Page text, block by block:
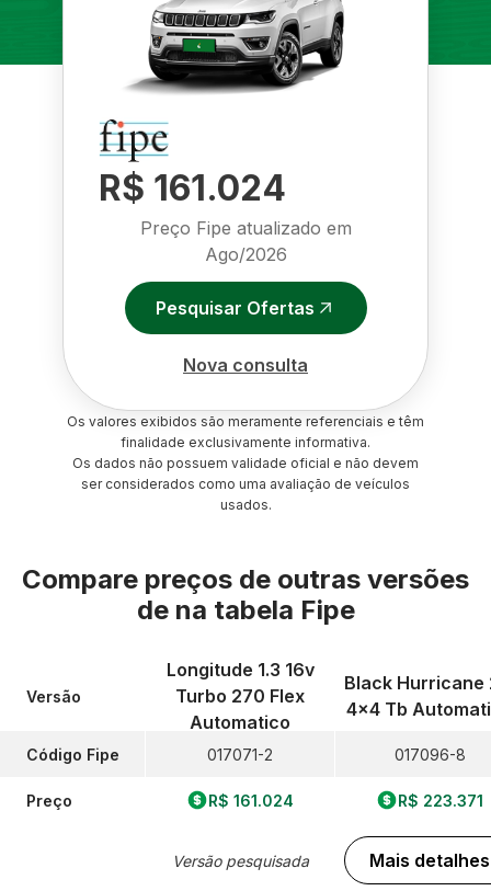
R$ 161.024
Preço Fipe atualizado em
Ago/2026
Pesquisar Ofertas
Nova consulta
Os valores exibidos são meramente referenciais e têm
finalidade exclusivamente informativa.
Os dados não possuem validade oficial e não devem
ser considerados como uma avaliação de veículos
usados.
Compare preços de outras versões
de na tabela Fipe
Versão
Código Fipe
Preço
Longitude 1.3 16v
Turbo 270 Flex
Automatico
017071-2
R$ 161.024
Versão pesquisada
Black Hurricane
4x4 Tb
017096-8
R$ 223.371
Mais detalhes